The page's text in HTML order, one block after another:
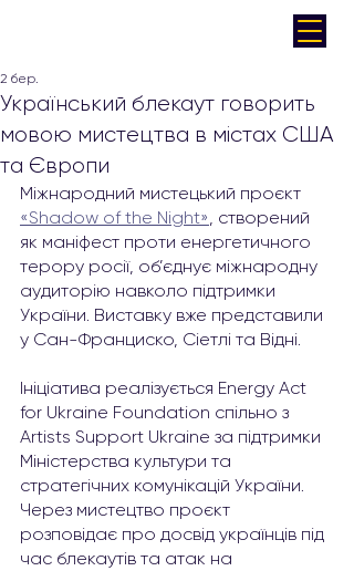
Український блекаут говорить
мовою мистецтва в містах США
та Європи
2 бер.
Міжнародний мистецький проєкт
«Shadow of the Night», створений
як маніфест проти енергетичного
терору росії, об’єднує міжнародну
аудиторію навколо підтримки
України. Виставку вже представили
у Сан-Франциско, Сіетлі та Відні.
Ініціатива реалізується Energy Act
for Ukraine Foundation спільно з
Artists Support Ukraine за підтримки
Міністерства культури та
стратегічних комунікацій України.
Через мистецтво проєкт
розповідає про досвід українців під
час блекаутів та атак на